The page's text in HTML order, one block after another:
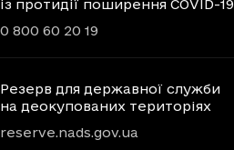
із протидії поширення COVID-19
0 800 60 20 19
Резерв для державної служби
на деокупованих територіях
reserve.nads.gov.ua